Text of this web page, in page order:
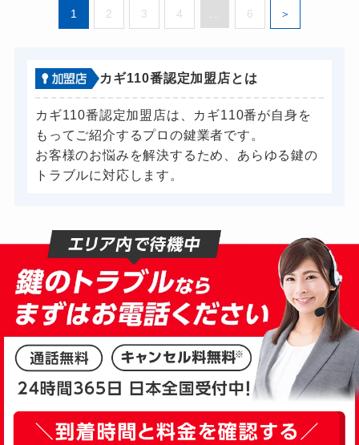
1 2 3 4 ... 6
カギ110番認定加盟店とは
カギ110番認定加盟店は、カギ110番が自身を
もってご紹介するプロの鍵業者です。
お客様のお悩みを解決するため、あらゆる鍵の
トラブルに対応します。